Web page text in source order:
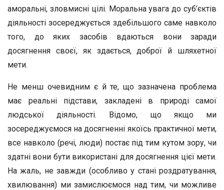
аморальні, зловмисні цілі. Моральна увага до суб’єктів
діяльності зосереджується здебільшого саме навколо
того, до яких засобів вдаються вони заради
досягнення своєї, як здається, доброї й шляхетної
мети.
Не менш очевидним є й те, що зазначена проблема
має реальні підстави, закладені в природі самої
людської діяльності. Відомо, що якщо ми
зосереджуємося на досягненні якоїсь практичної мети,
все навколо (речі, люди) постає під тим кутом зору, чи
здатні вони бути використані для досягнення цієї мети.
На жаль, не завжди (особливо у стані роздратування,
хвилювання) ми замислюємося над тим, чи можливе